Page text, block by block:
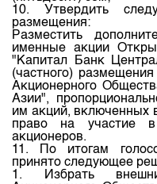
10. Утвердить
размещения:
Разместить
именные акции
"Капитал Банк
(частного)
Акционерного
Азии",
им акций, включенных
право на участие
акционеров.
11. По итогам
принято следующее
1. Избрать